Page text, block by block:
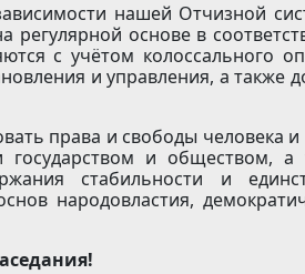
нашей Отчизной
регулярной основе в
с учётом колоссального
и управления, а
права и свободы человека
государством и обществом, а
стабильности и
народовластия,